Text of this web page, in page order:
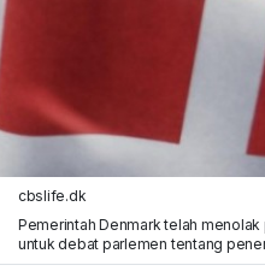
cbslife.dk
Pemerintah Denmark telah
untuk debat parlemen tentang